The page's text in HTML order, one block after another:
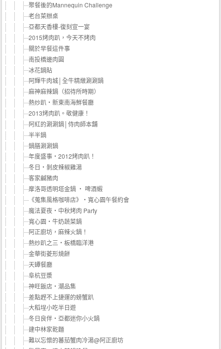
聚餐後的Mannequin Challenge
老台菜辦桌
亞都天香樓-復刻宣一宴
2015烤肉趴，今天不烤肉
關於早餐這件事
南投橋邊肉圓
冰花鍋貼
阿輝牛肉城│全牛精燉涮涮鍋
麻神麻辣鍋（招待所時期）
熱炒趴‧新東南海鮮餐廳
2013烤肉趴。敬健康！
阿紅的涮涮鍋│侍肉師本舖
半半鍋
鍋膳涮涮鍋
年度盛事‧2012烤肉趴！
冬日‧剝皮辣椒雞湯
客家鹹豬肉
摩洛哥透明塔金鍋 ‧ 啤酒蝦
《蒐集風格咖啡店》‧寬心園午餐約會
魔法夏夜‧中秋烤肉 Party
寬心園‧牛奶蔬菜鍋
阿正廚坊，麻辣火鍋！
熱炒趴之三‧板橋臨洋港
金華街菱形燒餅
天罈餐廳
阜杭豆漿
神旺飯店‧潮品集
差點趕不上捷運的螃蟹趴
大稻埕小吃半日遊
冬日良伴‧亞都迷你小火鍋
建中林家乾麵
難以忘懷的蕃茄蟹肉冷湯@阿正廚坊